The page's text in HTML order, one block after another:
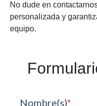
No dude en
personalizada y
equipo.